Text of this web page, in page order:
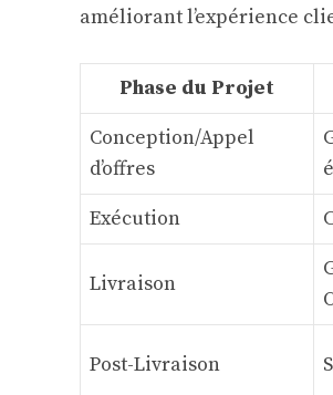
améliorant l’expérience
Phase du Projet
Conception/Appel
d’offres
Exécution
Livraison
Post-Livraison